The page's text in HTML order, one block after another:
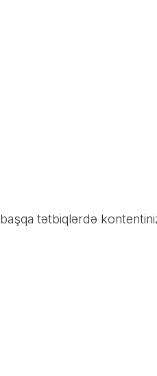
tətbiqlərdə